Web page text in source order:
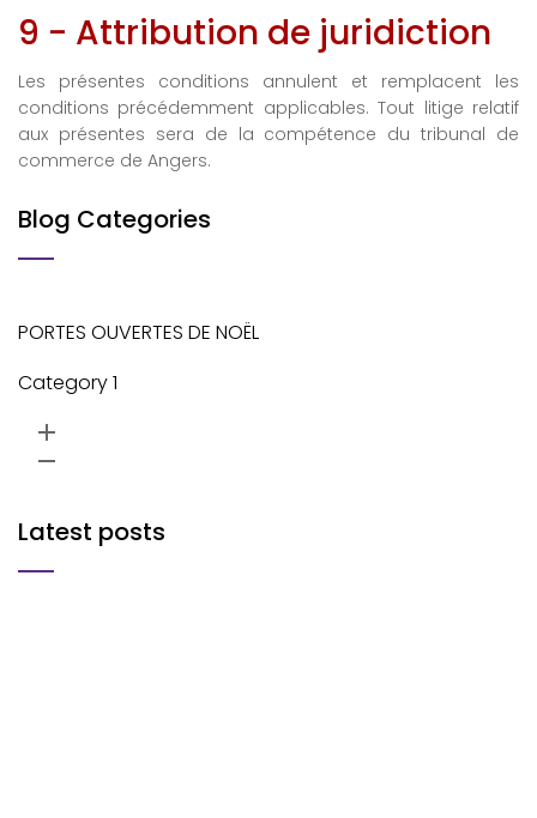
9 - Attribution de juridiction
Les présentes conditions annulent et remplacent les
conditions précédemment applicables. Tout litige relatif
aux présentes sera de la compétence du tribunal de
commerce de Angers.
Blog Categories
PORTES OUVERTES DE NOËL
Category 1
add
remove
Latest posts